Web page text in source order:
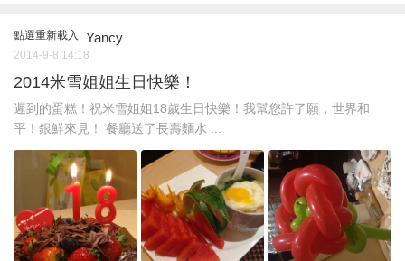
點選重新載入 Yancy
2014-9-8 14:18
2014米雪姐姐生日快樂！
遲到的蛋糕！祝米雪姐姐18歲生日快樂！我幫您許了願，世界和
平！銀鮮來見！ 餐廳送了長壽麵水 ...